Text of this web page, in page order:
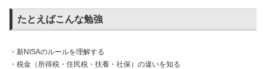
たとえばこんな勉強
・新NISAのルールを理解する
・税金（所得税・住民税・扶養・社保）の違いを知る